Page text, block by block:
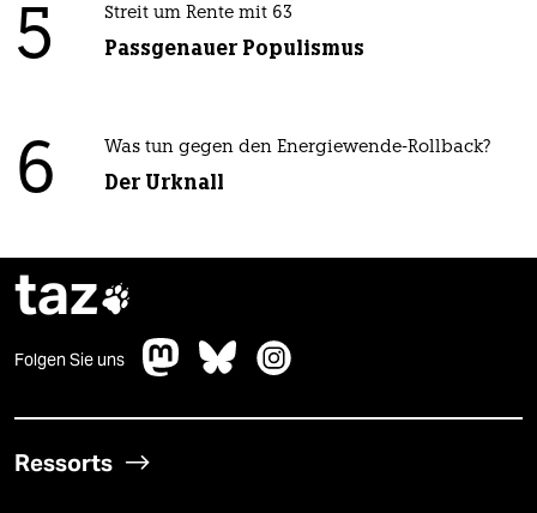
5 Streit um Rente mit 63
Passgenauer Populismus
6 Was tun gegen den Energiewende-Rollback?
Der Urknall
taz
Folgen Sie uns
Ressorts